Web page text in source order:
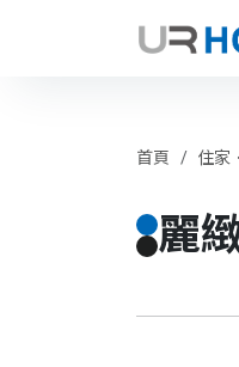
首頁 住家
麗